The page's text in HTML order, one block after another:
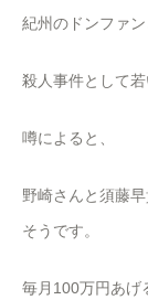
紀州のドンファ
殺人事件として
噂によると、
野崎さんと須藤
そうです。
毎月100万円あげ